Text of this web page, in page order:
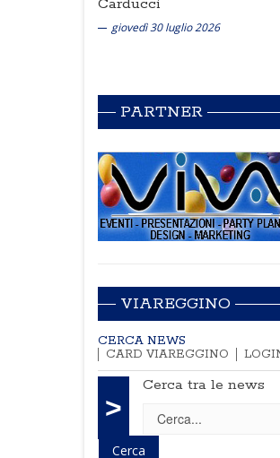
Carducci
giovedì 30 luglio 2026
PARTNER
VIAREGGINO
CERCA NEWS
CARD VIAREGGINO
>
Cerca tra le news